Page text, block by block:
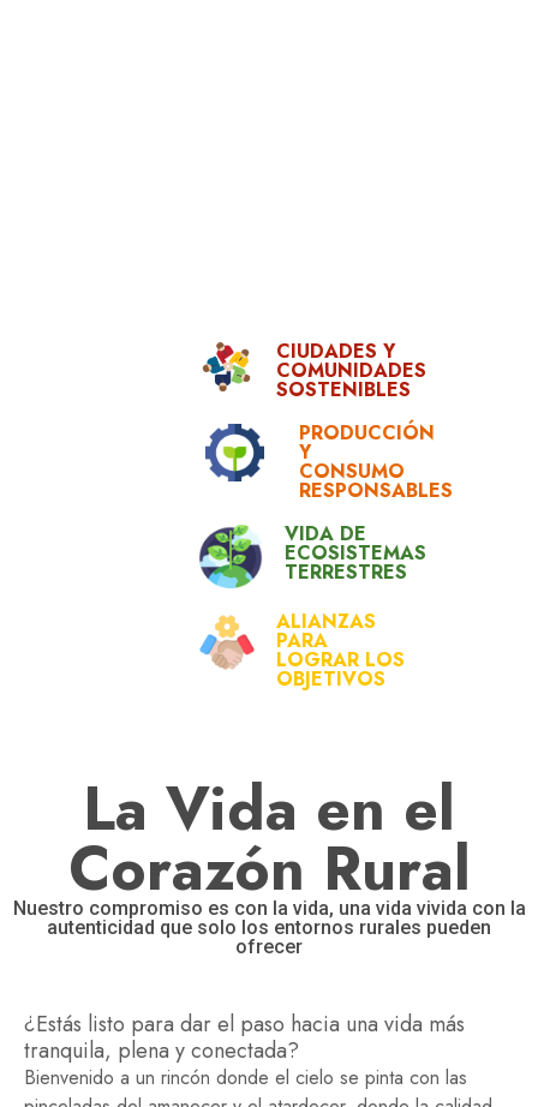
CIUDADES Y
COMUNIDADES
SOSTENIBLES
PRODUCCIÓN
Y
CONSUMO
RESPONSABLES
VIDA DE
ECOSISTEMAS
TERRESTRES
ALIANZAS
PARA
LOGRAR LOS
OBJETIVOS
La Vida en el
Corazón Rural
Nuestro compromiso es con la vida, una vida vivida con la
autenticidad que solo los entornos rurales pueden
ofrecer
¿Estás listo para dar el paso hacia una vida más
tranquila, plena y conectada?
Bienvenido a un rincón donde el cielo se pinta con las